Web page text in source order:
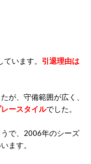
います。 引退理由は
が、守備範囲が広く、
ースタイルでした。
で、2006年のシーズ
ます。